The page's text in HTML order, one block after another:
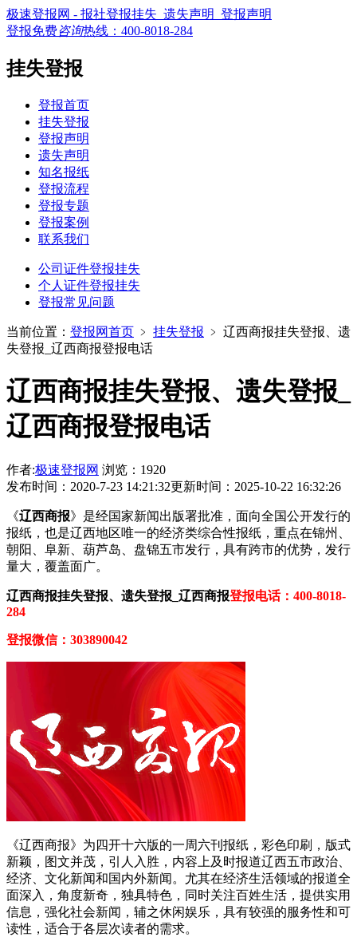
极速登报网 - 报社登报挂失_遗失声明_登报声明
登报免费咨询热线： 400-8018-284
挂失登报
登报首页
挂失登报
登报声明
遗失声明
知名报纸
登报流程
登报专题
登报案例
联系我们
公司证件登报挂失
个人证件登报挂失
登报常见问题
当前位置： 登报网首页 ﹥ 挂失登报 ﹥ 辽西商报挂失登报、遗
失登报_辽西商报登报电话
辽西商报挂失登报、遗失登报_
辽西商报登报电话
作者:极速登报网 浏览：1920
发布时间：2020-7-23 14:21:32更新时间：2025-10-22 16:32:26
《辽西商报》是经国家新闻出版署批准，面向全国公开发行的
报纸，也是辽西地区唯一的经济类综合性报纸，重点在锦州、
朝阳、阜新、葫芦岛、盘锦五市发行，具有跨市的优势，发行
量大，覆盖面广。
辽西商报挂失登报、遗失登报_辽西商报登报电话：400-8018-
284
登报微信：303890042
《辽西商报》为四开十六版的一周六刊报纸，彩色印刷，版式
新颖，图文并茂，引人入胜，内容上及时报道辽西五市政治、
经济、文化新闻和国内外新闻。尤其在经济生活领域的报道全
面深入，角度新奇，独具特色，同时关注百姓生活，提供实用
信息，强化社会新闻，辅之休闲娱乐，具有较强的服务性和可
读性，适合于各层次读者的需求。